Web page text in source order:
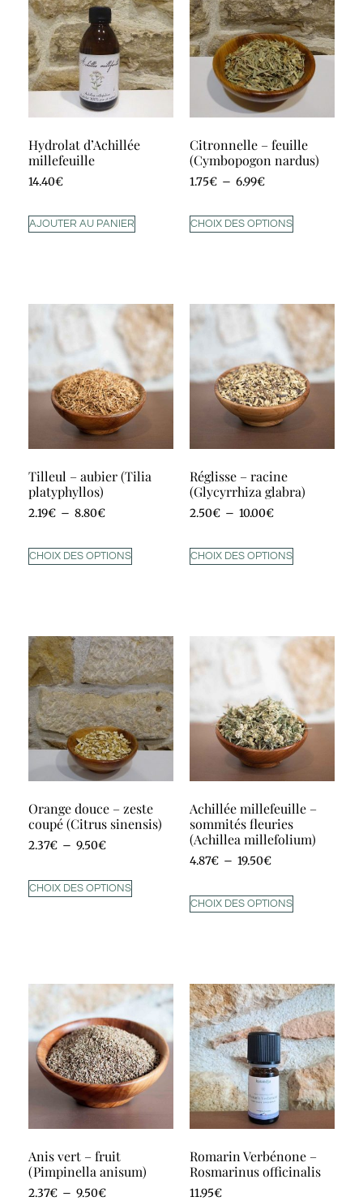
Hydrolat d’Achillée
millefeuille
14.40€
AJOUTER AU PANIER
Citronnelle – feuille
(Cymbopogon nardus)
1.75€ – 6.99€
CHOIX DES OPTIONS
Tilleul – aubier (Tilia
platyphyllos)
2.19€ – 8.80€
CHOIX DES OPTIONS
Réglisse – racine
(Glycyrrhiza glabra)
2.50€ – 10.00€
CHOIX DES OPTIONS
Orange douce – zeste
coupé (Citrus sinensis)
2.37€ – 9.50€
CHOIX DES OPTIONS
Achillée millefeuille –
sommités fleuries
(Achillea millefolium)
4.87€ – 19.50€
CHOIX DES OPTIONS
Anis vert – fruit
(Pimpinella anisum)
2.37€ – 9.50€
Romarin Verbénone –
Rosmarinus officinalis
11.95€